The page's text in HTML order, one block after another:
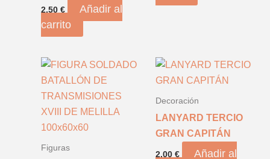
2,50 €
Añadir al
carrito
Figuras
Decoración
LANYARD TERCIO
GRAN CAPITÁN
2,00 €
Añadir al